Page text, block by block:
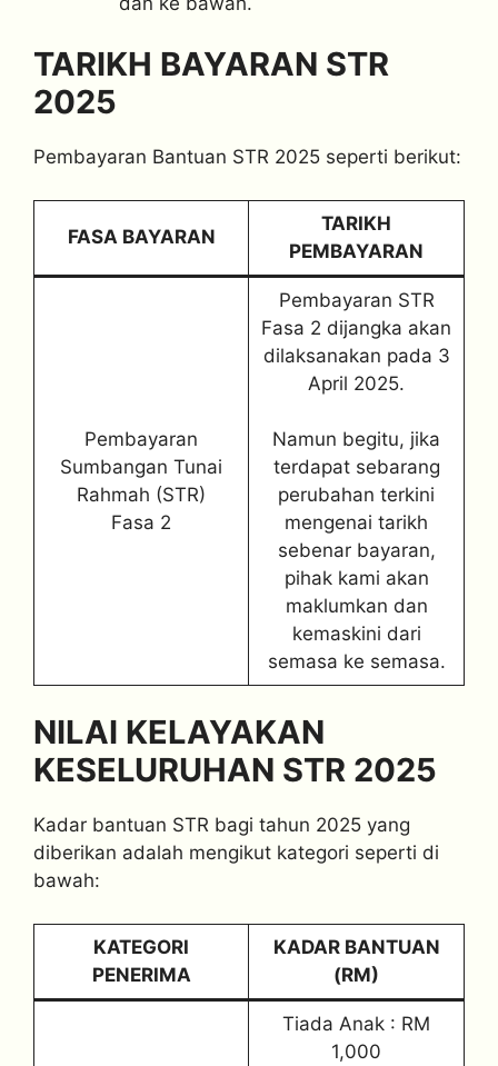
TARIKH BAYARAN STR
2025
Pembayaran Bantuan STR 2025 seperti berikut:
FASA BAYARAN
TARIKH
PEMBAYARAN
Pembayaran
Sumbangan Tunai
Rahmah (STR)
Fasa 2
Pembayaran STR
Fasa 2 dijangka akan
dilaksanakan pada 3
April 2025.
Namun begitu, jika
terdapat sebarang
perubahan terkini
mengenai tarikh
sebenar bayaran,
pihak kami akan
maklumkan dan
kemaskini dari
semasa ke semasa.
NILAI KELAYAKAN
KESELURUHAN STR 2025
Kadar bantuan STR bagi tahun 2025 yang
diberikan adalah mengikut kategori seperti di
bawah:
KATEGORI
PENERIMA
KADAR BANTUAN
(RM)
Tiada Anak : RM
1,000